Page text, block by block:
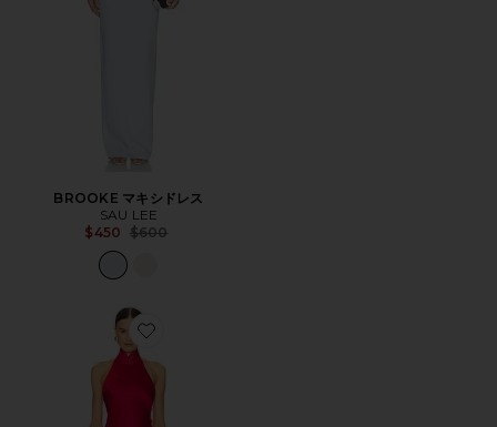
BROOKE マキシドレス
SAU LEE
$450 Previous price:
$600
Favorite MICHELLE ガウン